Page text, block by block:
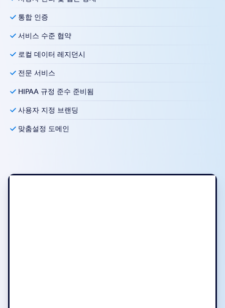
통합 인증
서비스 수준 협약
로컬 데이터 레지던시
전문 서비스
HIPAA 규정 준수 준비됨
사용자 지정 브랜딩
맞춤설정 도메인